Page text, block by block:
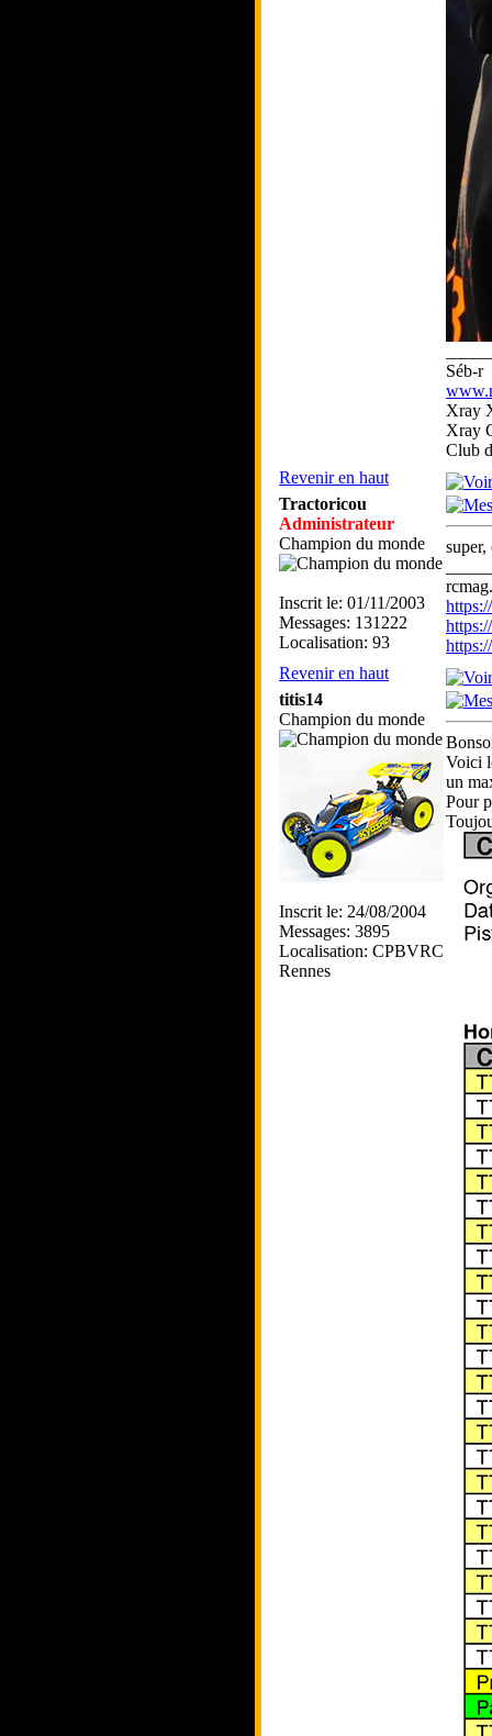
Séb-r
Xray
Xray
Club
Revenir en haut
Tractoricou
Administrateur
Champion du monde
Inscrit le: 01/11/2003
Messages: 131222
Localisation: 93
Revenir en haut
titis14
Champion du monde
Inscrit le: 24/08/2004
Messages: 3895
Localisation: CPBVRC
Rennes
Voici
un
Pour